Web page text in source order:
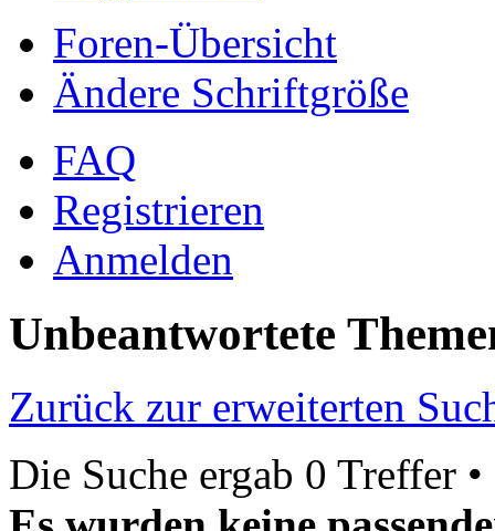
Foren-Übersicht
Ändere Schriftgröße
FAQ
Registrieren
Anmelden
Unbeantwortete
Zurück zur erweiterten
Die Suche ergab 0 Treffer